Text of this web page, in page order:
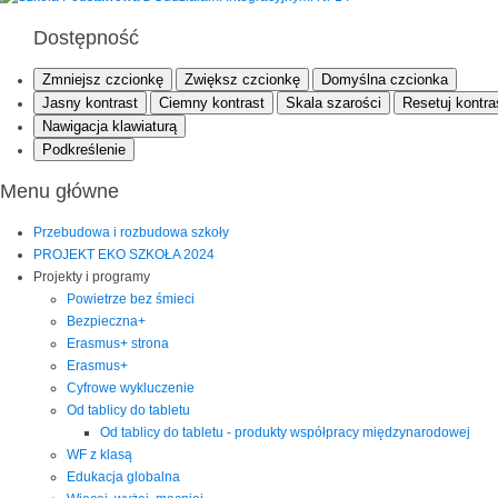
Dostępność
Zmniejsz czcionkę Zwiększ czcionkę
Domyślna czcionka
Jasny kontrast
Ciemny kontrast Skala szarości
Resetuj
Nawigacja klawiaturą
Podkreślenie
Menu główne
Przebudowa i rozbudowa szkoły
PROJEKT EKO SZKOŁA 2024
Projekty i programy
Powietrze bez śmieci
Bezpieczna+
Erasmus+ strona
Erasmus+
Cyfrowe wykluczenie
Od tablicy do tabletu
Od tablicy do tabletu - produkty współpracy międzynarodowej
WF z klasą
Edukacja globalna